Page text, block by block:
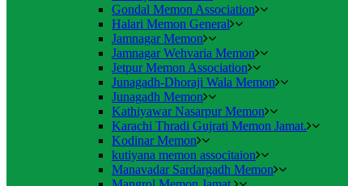
Gondal Memon Association
Halari Memon General
Jamnagar Memon
Jamnagar Wehvaria Memon
Jetpur Memon Association
Junagadh-Dhoraji Wala Memon
Junagadh Memon
Kathiyawar Nasarpur Memon
Karachi Thradi Gujrati Memon Jamat.
Kodinar Memon
kutiyana memon associtaion
Manavadar Sardargadh Memon